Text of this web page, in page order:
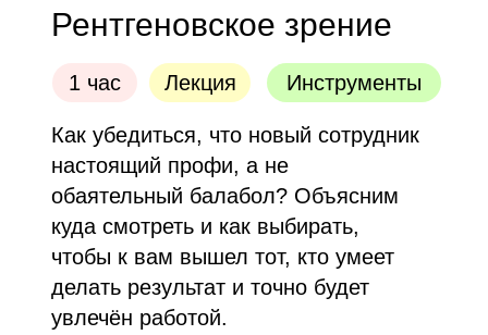
Рентгеновское зрение
1 час Лекция Инструменты
Как убедиться, что новый сотрудник
настоящий профи, а не
обаятельный балабол? Объясним
куда смотреть и как выбирать,
чтобы к вам вышел тот, кто умеет
делать результат и точно будет
увлечён работой.